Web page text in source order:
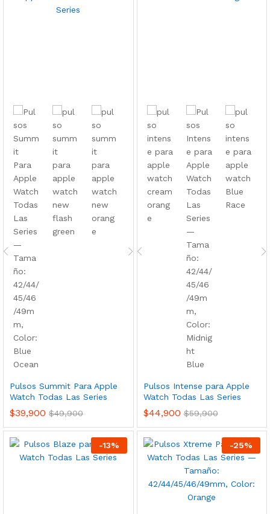
Pulsos Summit Para Apple
Watch Todas Las Series
$39,900 $49,900
Pulsos Intense para Apple
Watch Todas Las Series
$44,900 $59,900
-13% -25%